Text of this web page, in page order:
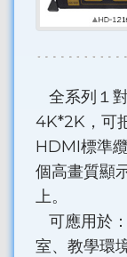
全系列１
4K*2K，可
HDMI標準
個高畫質顯
上。
可應用於
室、教學環